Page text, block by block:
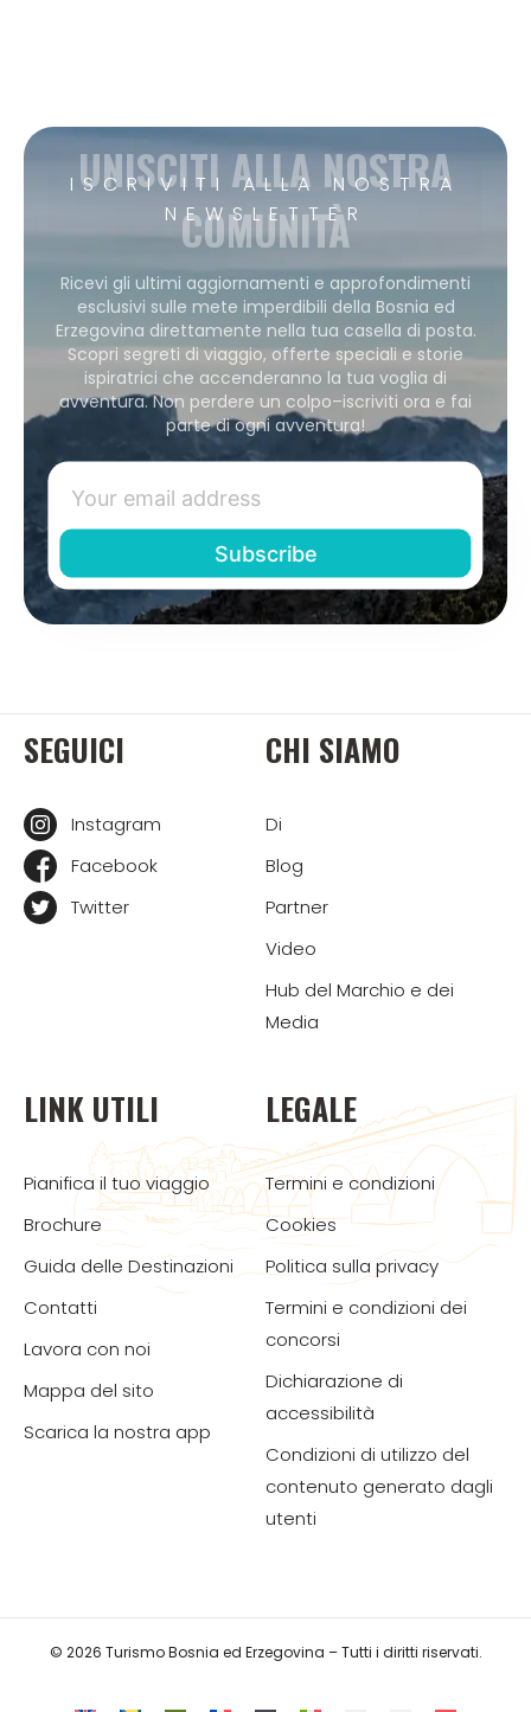
ISCRIVITI ALLA NOSTRA
NEWSLETTER
UNISCITI ALLA NOSTRA
COMUNITÀ
Ricevi gli ultimi aggiornamenti e approfondimenti
esclusivi sulle mete imperdibili della Bosnia ed
Erzegovina direttamente nella tua casella di posta.
Scopri segreti di viaggio, offerte speciali e storie
ispiratrici che accenderanno la tua voglia di
avventura. Non perdere un colpo–iscriviti ora e fai
parte di ogni avventura!
SEGUICI
Instagram
Facebook
Twitter
CHI SIAMO
Di
Blog
Partner
Video
Hub del Marchio e dei
Media
LINK UTILI
Pianifica il tuo viaggio
Brochure
Guida delle Destinazioni
Contatti
Lavora con noi
Mappa del sito
Scarica la nostra app
LEGALE
Termini e condizioni
Cookies
Politica sulla privacy
Termini e condizioni dei
concorsi
Dichiarazione di
accessibilità
Condizioni di utilizzo del
contenuto generato dagli
utenti
© 2026 Turismo Bosnia ed Erzegovina – Tutti i diritti riservati.